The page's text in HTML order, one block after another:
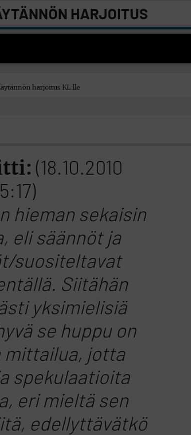
HARJOITUS
KL:LLE
harjoitus KL:lle
(18.10.2010
hieman sekaisin
eli säännöt ja
suositeltavat
Siitähän
yksimielisiä
se huppu on
mittailua, jotta
spekulaatioita
eri mieltä sen
edellyttävätkö